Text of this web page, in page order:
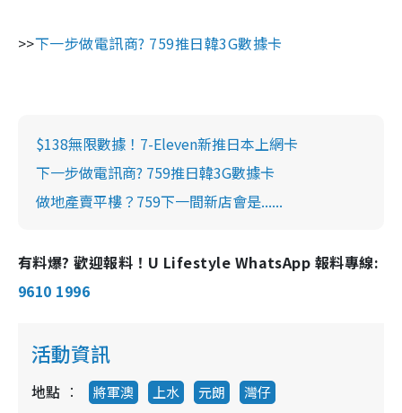
>>下一步做電訊商? 759推日韓3G數據卡
$138無限數據！7-Eleven新推日本上網卡
下一步做電訊商? 759推日韓3G數據卡
做地產賣平樓？759下一間新店會是......
有料爆? 歡迎報料！U Lifestyle WhatsApp 報料專線:
9610 1996
活動資訊
地點 將軍澳 上水 元朗 灣仔